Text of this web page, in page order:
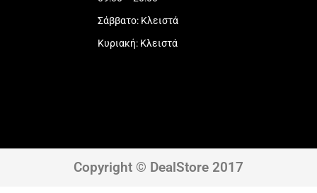
Σάββατο: Κλειστά
Κυριακή: Κλειστά
Copyright © DealStore 2017